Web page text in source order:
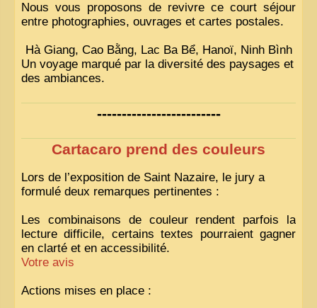
Nous vous proposons de revivre ce court séjour
entre photographies, ouvrages et cartes postales.
Hà Giang, Cao Bằng, Lac Ba Bể, Hanoï, Ninh Bình
Un voyage marqué par la diversité des paysages et
des ambiances.
-------------------------
Cartacaro prend des couleurs
Lors de l’exposition de Saint Nazaire, le jury a
formulé deux remarques pertinentes :
Les combinaisons de couleur rendent parfois la
lecture difficile, certains textes pourraient gagner
en clarté et en accessibilité.
Votre avis
Actions mises en place :